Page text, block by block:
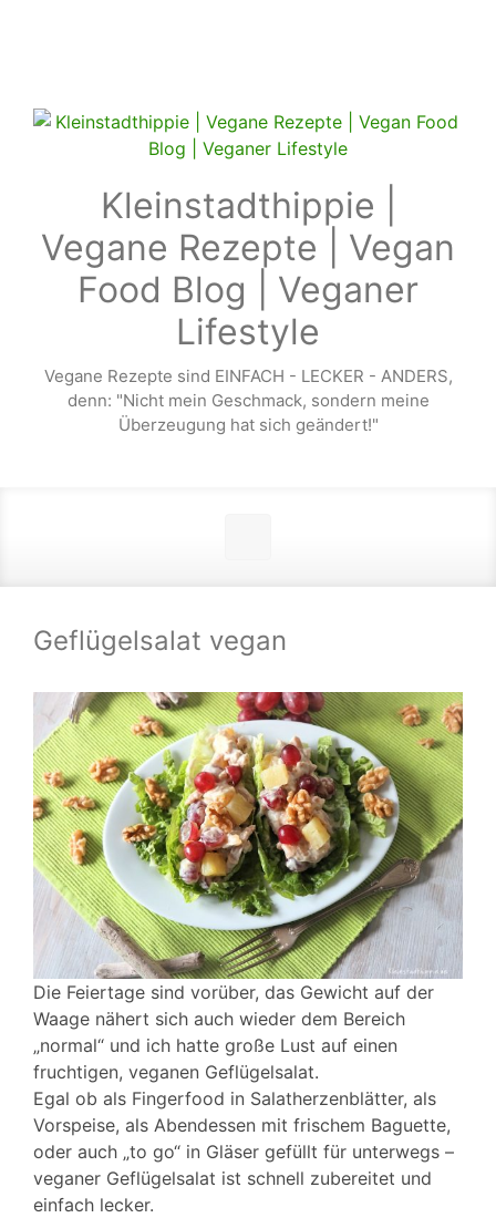
Kleinstadthippie |
Vegane Rezepte | Vegan
Food Blog | Veganer
Lifestyle
Vegane Rezepte sind EINFACH - LECKER - ANDERS,
denn: "Nicht mein Geschmack, sondern meine
Überzeugung hat sich geändert!"
Geflügelsalat vegan
Die Feiertage sind vorüber, das Gewicht auf der
Waage nähert sich auch wieder dem Bereich
„normal“ und ich hatte große Lust auf einen
fruchtigen, veganen Geflügelsalat.
Egal ob als Fingerfood in Salatherzenblätter, als
Vorspeise, als Abendessen mit frischem Baguette,
oder auch „to go“ in Gläser gefüllt für unterwegs –
veganer Geflügelsalat ist schnell zubereitet und
einfach lecker.